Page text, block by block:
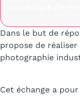
Dans le but de
propose de
photographie
Cet échange a